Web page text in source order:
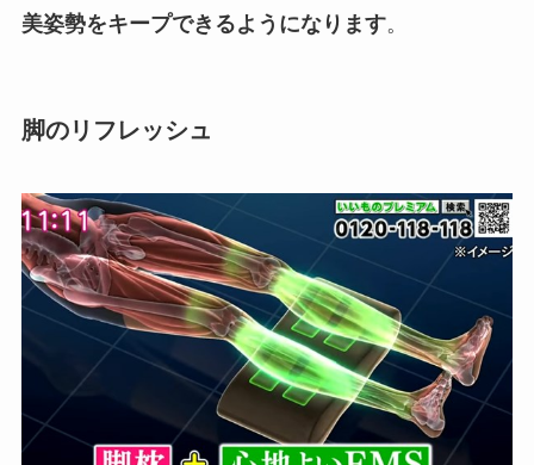
美姿勢をキープできるようになります。
脚のリフレッシュ